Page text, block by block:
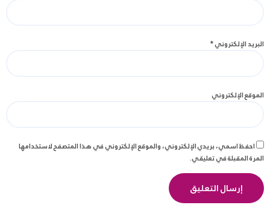
البريد الإلكتروني*
الموقع الإلكتروني
احفظ اسمي، بريدي الإلكتروني، والموقع الإلكتروني في هذا المتصفح لاستخدامها
المرة المقبلة في تعليقي.